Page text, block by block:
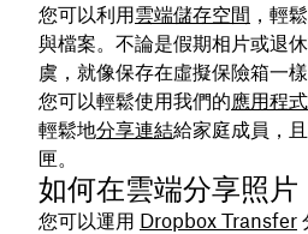
您可以利用雲端儲存空間 ，輕
與檔案。不論是假期相片或退
虞，就像保存在虛擬保險箱一樣
您可以輕鬆使用我們的應用程式
輕鬆地分享連結給家庭成員，
匣。
如何在雲端分享照片
您可以運用 Dropbox Transfer